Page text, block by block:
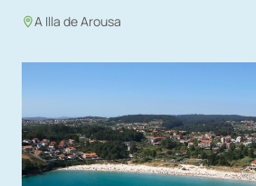
A Illa de Arousa